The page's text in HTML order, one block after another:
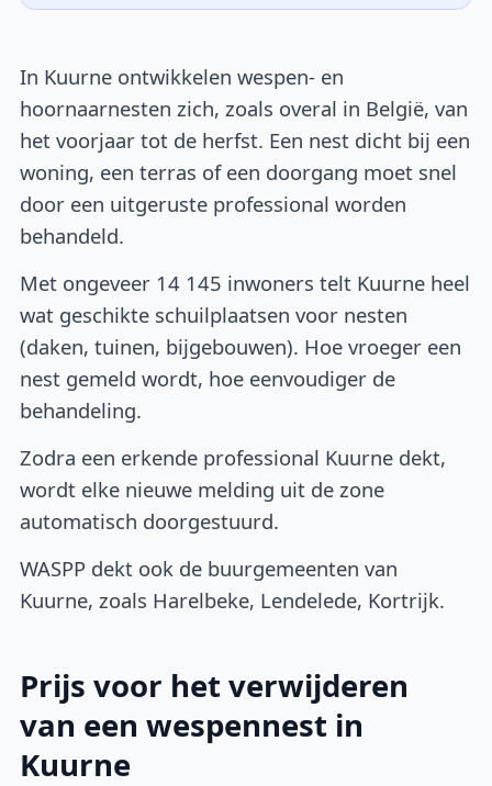
In Kuurne ontwikkelen wespen- en
hoornaarnesten zich, zoals overal in België, van
het voorjaar tot de herfst. Een nest dicht bij een
woning, een terras of een doorgang moet snel
door een uitgeruste professional worden
behandeld.
Met ongeveer 14 145 inwoners telt Kuurne heel
wat geschikte schuilplaatsen voor nesten
(daken, tuinen, bijgebouwen). Hoe vroeger een
nest gemeld wordt, hoe eenvoudiger de
behandeling.
Zodra een erkende professional Kuurne dekt,
wordt elke nieuwe melding uit de zone
automatisch doorgestuurd.
WASPP dekt ook de buurgemeenten van
Kuurne, zoals Harelbeke, Lendelede, Kortrijk.
Prijs voor het verwijderen
van een wespennest in
Kuurne